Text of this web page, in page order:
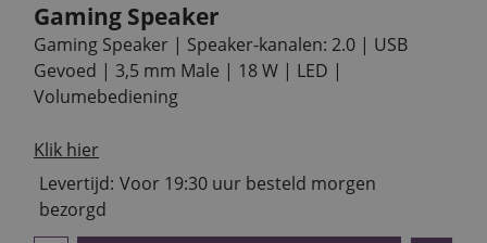
Gaming Speaker
Gaming Speaker | Speaker-kanalen: 2.0 | USB
Gevoed | 3,5 mm Male | 18 W | LED |
Volumebediening
Klik hier
Levertijd: Voor 19:30 uur besteld morgen
bezorgd